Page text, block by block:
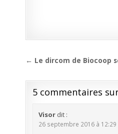
Navigation
de
l’article
← Le dircom de Biocoop
5 commentaires
Visor dit :
26 septembre 2016 à 12:29